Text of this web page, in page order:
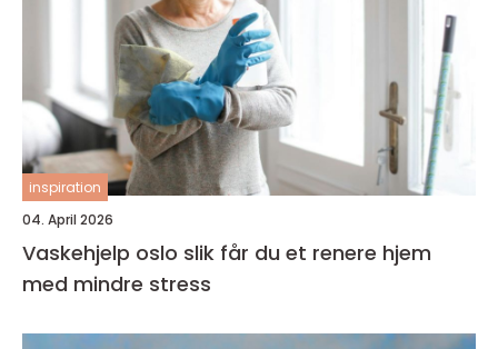
inspiration
04. April 2026
Vaskehjelp oslo slik får du et renere hjem
med mindre stress